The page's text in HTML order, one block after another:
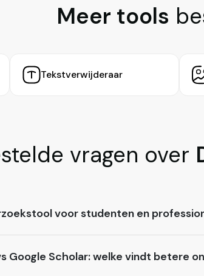
Meer tools
Tekstverwijderaar
vragen over
voor studenten en
Google Scholar: welke vindt betere